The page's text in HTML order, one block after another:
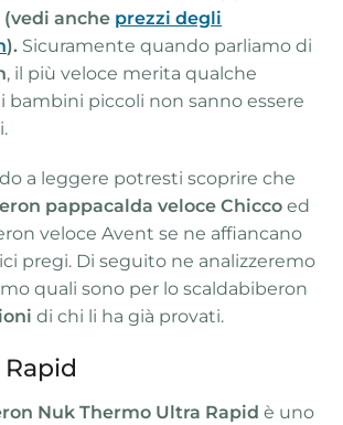
(vedi anche prezzi degli
). Sicuramente quando parliamo di
, il più veloce merita qualche
bambini piccoli non sanno essere
a leggere potresti scoprire che
pappacalda veloce Chicco ed
veloce Avent se ne affiancano
pregi. Di seguito ne analizzeremo
quali sono per lo scaldabiberon
di chi li ha già provati.
Nuk Thermo Ultra Rapid è uno